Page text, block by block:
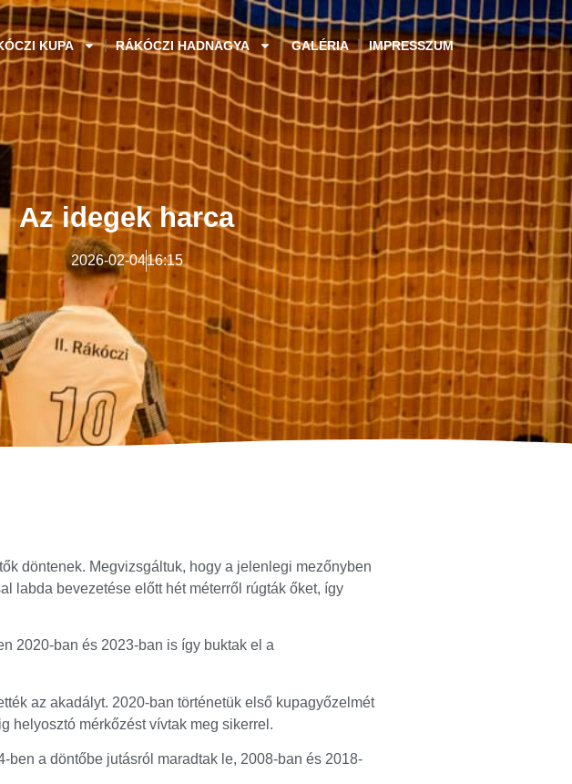
KUPA RÁKÓCZI HADNAGYA GALÉRIA IMPRESSZUM
Az idegek harca
2026-02-0416:15
döntenek. Megvizsgáltuk, hogy a jelenlegi mezőnyben
labda bevezetése előtt hét méterről rúgták őket, így
2020-ban és 2023-ban is így buktak el a
az akadályt. 2020-ban történetük első kupagyőzelmét
helyosztó mérkőzést vívtak meg sikerrel.
a döntőbe jutásról maradtak le, 2008-ban és 2018-